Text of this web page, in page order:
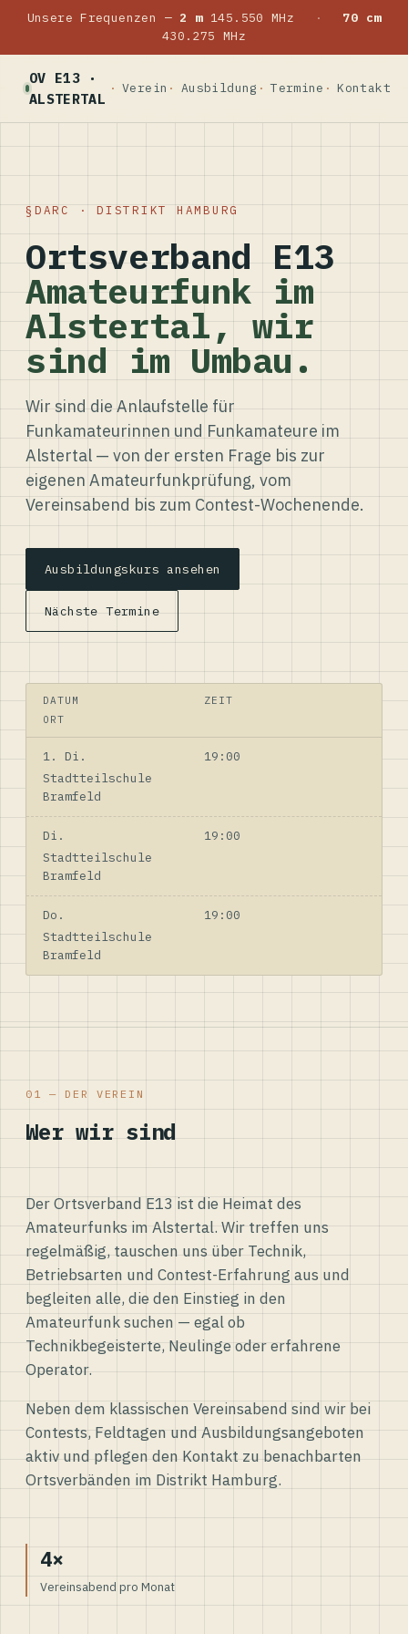
Unsere Frequenzen — 2 m145.550 MHz ·
70 cm
430.275 MHz
OV E13 ·
ALSTERTAL
Verein Ausbildung Termine Kontakt
DARC · DISTRIKT HAMBURG
Ortsverband E13
Amateurfunk im
Alstertal, wir
sind im Umbau.
Wir sind die Anlaufstelle für
Funkamateurinnen und Funkamateure im
Alstertal — von der ersten Frage bis zur
eigenen Amateurfunkprüfung, vom
Vereinsabend bis zum Contest-Wochenende.
Ausbildungskurs ansehen
Nächste Termine
DATUM
ZEIT
ORT
1. Di.
19:00
Stadtteilschule
Bramfeld
Di.
19:00
Stadtteilschule
Bramfeld
Do.
19:00
Stadtteilschule
Bramfeld
01 — DER VEREIN
Wer wir sind
Der Ortsverband E13 ist die Heimat des
Amateurfunks im Alstertal. Wir treffen uns
regelmäßig, tauschen uns über Technik,
Betriebsarten und Contest-Erfahrung aus und
begleiten alle, die den Einstieg in den
Amateurfunk suchen — egal ob
Technikbegeisterte, Neulinge oder erfahrene
Operator.
Neben dem klassischen Vereinsabend sind wir bei
Contests, Feldtagen und Ausbildungsangeboten
aktiv und pflegen den Kontakt zu benachbarten
Ortsverbänden im Distrikt Hamburg.
4×
Vereinsabend pro Monat